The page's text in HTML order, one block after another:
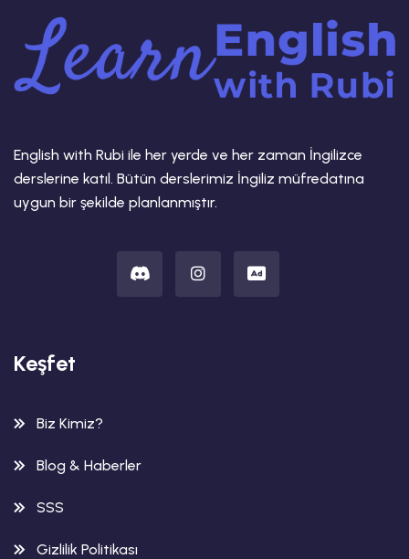
English with Rubi ile her yerde ve her zaman İngilizce
derslerine katıl. Bütün derslerimiz İngiliz müfredatına
uygun bir şekilde planlanmıştır.
Keşfet
Biz Kimiz?
Blog & Haberler
SSS
Gizlilik Politikası